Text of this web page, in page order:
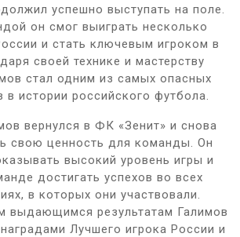
успешно выступать на поле.
он смог выиграть несколько
и стать ключевым игроком в
своей технике и мастерству
стал одним из самых опасных
истории российского футбола.
вернулся в ФК «Зенит» и снова
свою ценность для команды. Он
высокий уровень игры и
достигать успехов во всех
в которых они участвовали.
выдающимся результатам Галимов
Лучшего игрока России и